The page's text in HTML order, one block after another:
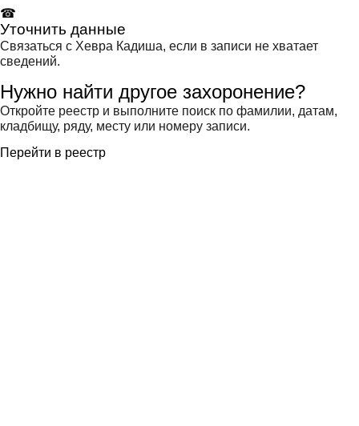
☎
Уточнить данные
Связаться с Хевра Кадиша, если в записи не хватает
сведений.
Нужно найти другое захоронение?
Откройте реестр и выполните поиск по фамилии, датам,
кладбищу, ряду, месту или номеру записи.
Перейти в реестр